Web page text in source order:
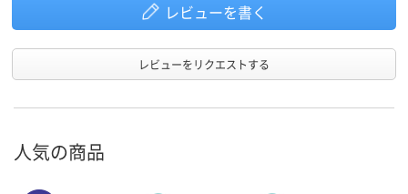
レビューを書く
レビューをリクエストする
人気の商品